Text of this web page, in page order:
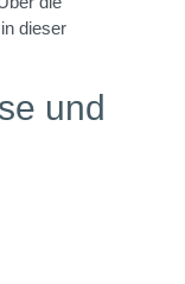
dieser
und